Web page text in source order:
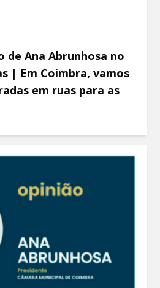
de Ana Abrunhosa no
| Em Coimbra, vamos
em ruas para as